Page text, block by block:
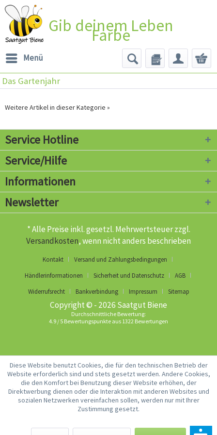
Gib deinem Leben
Farbe
Menü
Das Gartenjahr
Weitere Artikel in dieser Kategorie »
Service Hotline
Service/Hilfe
Informationen
Newsletter
* Alle Preise inkl. gesetzl. Mehrwertsteuer zzgl.
Versandkosten, wenn nicht anders beschrieben
Kontakt
Versand und Zahlungsbedingungen
Händlerinformationen
Sicherheit und Datenschutz
AGB
Widerrufsrecht
Bankverbindung Impressum Sitemap
Copyright © - 2026 Saatgut Biene
Durchschnittliche Bewertung:
4.9 / 5 Bewertungspunkte aus 1322 Bewertungen
Diese Website benutzt Cookies, die für den technischen Betrieb der
Website erforderlich sind und stets gesetzt werden. Andere Cookies,
die den Komfort bei Benutzung dieser Website erhöhen, der
Direktwerbung dienen oder die Interaktion mit anderen Websites und
sozialen Netzwerken vereinfachen sollen, werden nur mit Ihrer
Zustimmung gesetzt.